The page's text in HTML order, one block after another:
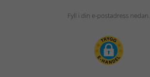
Fyll i din e-postadress nedan.